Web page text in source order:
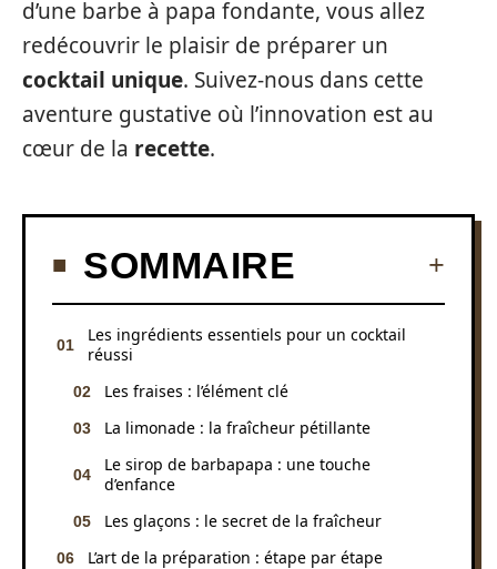
d’une barbe à papa fondante, vous allez
redécouvrir le plaisir de préparer un
cocktail unique. Suivez-nous dans cette
aventure gustative où l’innovation est au
cœur de la recette.
SOMMAIRE
Les ingrédients essentiels pour un cocktail
réussi
Les fraises : l’élément clé
La limonade : la fraîcheur pétillante
Le sirop de barbapapa : une touche
d’enfance
Les glaçons : le secret de la fraîcheur
L’art de la préparation : étape par étape